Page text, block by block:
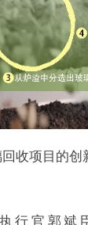
收项目的创
行官郭斌